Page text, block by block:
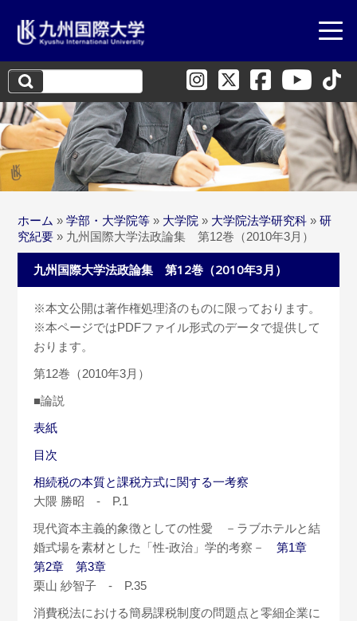
検
索:
ホーム » 学部・大学院等 » 大学院 » 大学院法学研究科 » 研
究紀要 » 九州国際大学法政論集 第12巻（2010年3月）
九州国際大学法政論集 第12巻（2010年3月）
※本文公開は著作権処理済のものに限っております。
※本ページではPDFファイル形式のデータで提供して
おります。
第12巻（2010年3月）
■論説
表紙
目次
相続税の本質と課税方式に関する一考察
大隈 勝昭 - P.1
現代資本主義的象徴としての性愛 －ラブホテルと結
婚式場を素材とした「性-政治」学的考察－第1章
第2章
第3章
栗山 紗智子 - P.35
消費税法における簡易課税制度の問題点と零細企業に